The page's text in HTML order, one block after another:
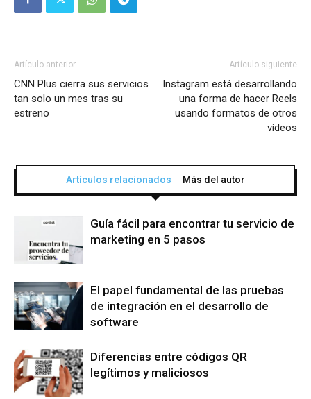
Artículo anterior
CNN Plus cierra sus servicios
tan solo un mes tras su
estreno
Artículo siguiente
Instagram está desarrollando
una forma de hacer Reels
usando formatos de otros
vídeos
Artículos relacionados Más del autor
Guía fácil para encontrar tu servicio de
marketing en 5 pasos
El papel fundamental de las pruebas
de integración en el desarrollo de
software
Diferencias entre códigos QR
legítimos y maliciosos